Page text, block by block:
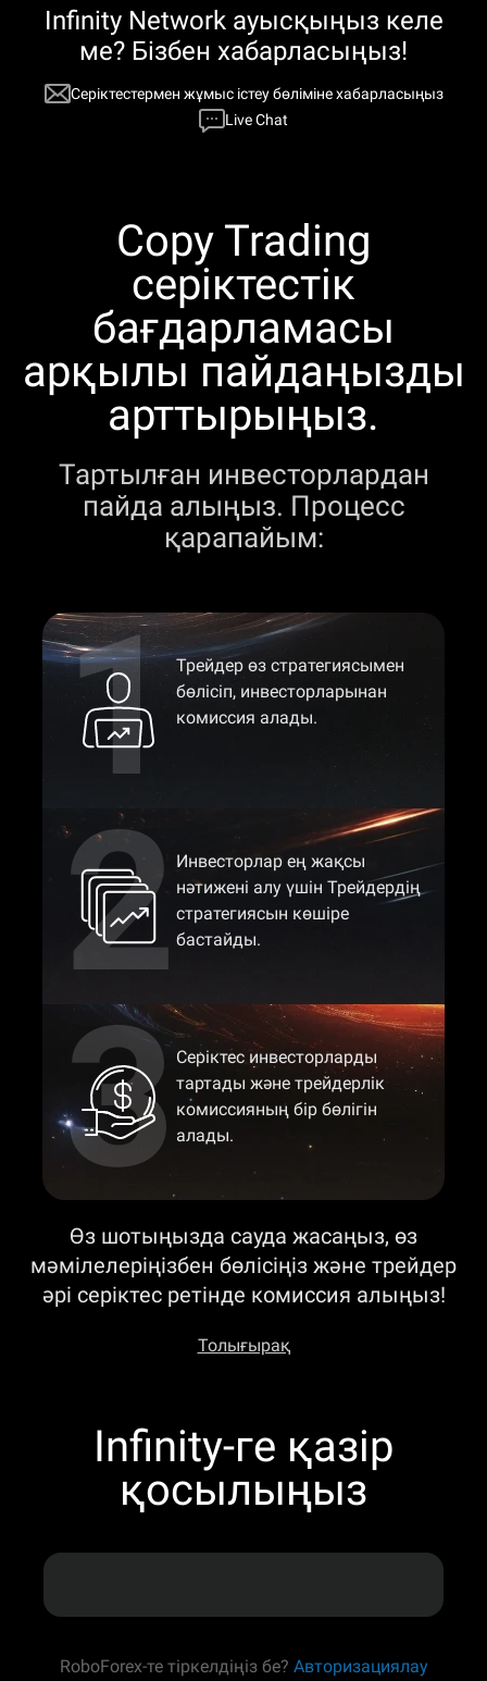
Infinity Network ауысқыңыз келе
ме? Бізбен хабарласыңыз!
Серіктестермен жұмыс істеу бөліміне хабарласыңыз
Live Chat
Copy Trading
серіктестік
бағдарламасы
арқылы пайдаңызды
арттырыңыз.
Тартылған инвесторлардан
пайда алыңыз. Процесс
қарапайым:
Трейдер өз стратегиясымен
бөлісіп, инвесторларынан
комиссия алады.
Инвесторлар ең жақсы
нәтижені алу үшін Трейдердің
стратегиясын көшіре
бастайды.
Серіктес инвесторларды
тартады және трейдерлік
комиссияның бір бөлігін
алады.
Өз шотыңызда сауда жасаңыз, өз
мәмілелеріңізбен бөлісіңіз және трейдер
әрі серіктес ретінде комиссия алыңыз!
Толығырақ
Infinity-ге қазір
қосылыңыз
RoboForex-те тіркелдіңіз бе? Авторизациялау